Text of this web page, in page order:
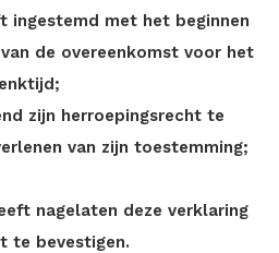
ingestemd met het beginnen
de overeenkomst voor het
zijn herroepingsrecht te
van zijn toestemming;
nagelaten deze verklaring
te bevestigen.